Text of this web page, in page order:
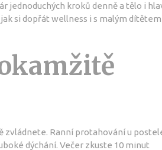
jednoduchých kroků denně a tělo i
si dopřát wellness i s malým dítětem
zvládnete. Ranní protahování u
dýchání. Večer zkuste 10 minut